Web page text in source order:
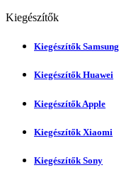
Kiegészítők
Kiegészítők Samsung
Kiegészítők Huawei
Kiegészítők Apple
Kiegészítők Xiaomi
Kiegészítők Sony